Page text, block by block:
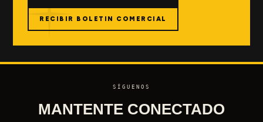
RECIBIR BOLETIN COMERCIAL
SÍGUENOS
MANTENTE CONECTADO